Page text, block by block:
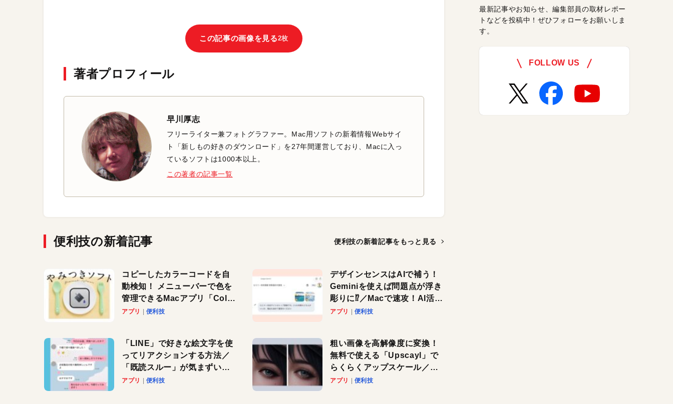
この記事の画像を見る2枚
著者プロフィール
早川厚志
フリーライター兼フォトグラファー。Mac用ソフトの新着情報Webサイ
ト「新しもの好きのダウンロード」を27年間運営しており、Macに入っ
ているソフトは1000本以上。
この著者の記事一覧
便利技の新着記事 便利技の新着記事をもっと見る
コピーしたカラーコードを自
動検知！ メニューバーで色を
管理できるMacアプリ「Color
Copy Bucket」
アプリ 便利技
デザインセンスはAIで補う！
Geminiを使えば問題点が浮き
彫りに⁉︎／Macで速攻！AI活用
テク
アプリ 便利技
「LINE」で好きな絵文字を使
ってリアクションする方法／
「既読スルー」が気まずいと
きに便利です！
アプリ 便利技
粗い画像を高解像度に変換！
無料で使える「Upscayl」で
らくらくアップスケール／
Macで速攻！AI活用テク
アプリ 便利技
最新記事やお知らせ、編集部員の取材レポー
トなどを投稿中！ぜひフォローをお願いしま
す。
FOLLOW US